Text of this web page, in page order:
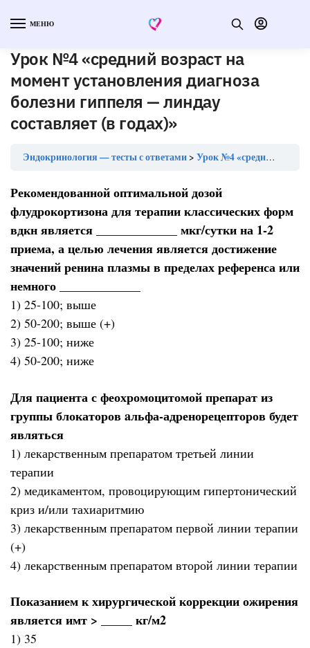
МЕНЮ
Урок №4 «средний возраст на
момент установления диагноза
болезни гиппеля — линдау
составляет (в годах)»
Эндокринология — тесты с ответами Урок №4 «средний возраст на момент установления диагноза болезни гиппеля — линдау составляет (в годах)»
Рекомендованной оптимальной дозой
флудрокортизона для терапии классических форм
вдкн является _____________ мкг/сутки на 1-2
приема, а целью лечения является достижение
значений ренина плазмы в пределах референса или
немного _____________
1) 25-100; выше
2) 50-200; выше (+)
3) 25-100; ниже
4) 50-200; ниже
Для пациента с феохромоцитомой препарат из
группы блокаторов aльфа-адренорецепторов будет
являться
1) лекарственным препаратом третьей линии
терапии
2) медикаментом, провоцирующим гипертонический
криз и/или тахиаритмию
3) лекарственным препаратом первой линии терапии
(+)
4) лекарственным препаратом второй линии терапии
Показанием к хирургической коррекции ожирения
является имт > _____ кг/м2
1) 35